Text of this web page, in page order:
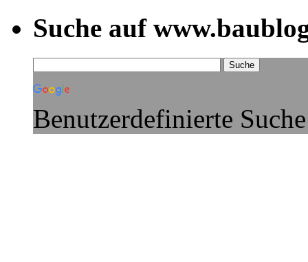
Suche auf
Benutzerdefinierte Suche